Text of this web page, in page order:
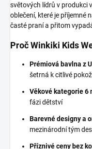
světových lídrů v produkci
oblečení, které je příjemné
časté praní a přitom
Proč Winkiki Kids
Prémiová bavlna z
šetrná k citlivé
Věkové kategorie 6
fázi dětství
Barevné designy a
mezinárodní tým
Příznivé ceny bez